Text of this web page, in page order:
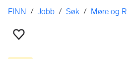
Her er du
FINN / Jobb / Søk / Møre og